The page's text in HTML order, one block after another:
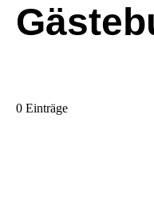
0 Einträge